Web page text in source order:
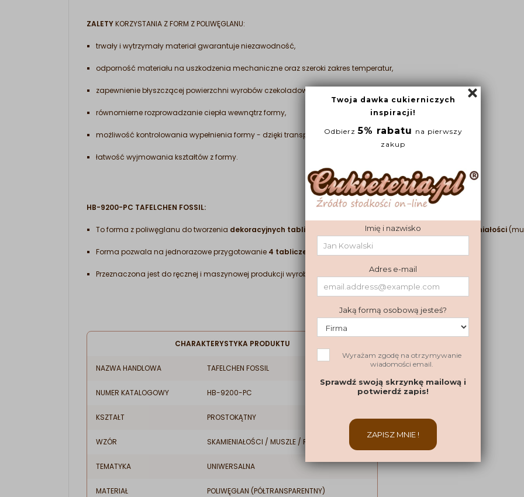
ZALETYKORZYSTANIA Z FORM Z POLIWĘGLANU:
trwały i wytrzymały materiał gwarantuje niezawodność,
odporność materiału na uszkodzenia mechaniczne oraz szeroki zakres temperatur,
zapewnienie błyszczącej powierzchni wyrobów czekoladowych,
równomierne rozprowadzanie ciepła wewnątrz formy,
możliwość kontrolowania wypełnienia formy - dzięki transparentnej barwie,
łatwość wyjmowania kształtów z formy.
HB-9200-PC TAFELCHEN FOSSIL:
To forma z poliwęglanu do tworzenia dekoracyjnych tabliczek czekolady z oryginalnym wzorem skamieniałości
Forma pozwala na jednorazowe przygotowanie 4 tabliczek o wadze około 50 gramów.
Przeznaczona jest do ręcznej i maszynowej produkcji wyrobów z czekolady.
CHARAKTERYSTYKA PRODUKTU
NAZWA HANDLOWA TAFELCHEN FOSSIL
NUMER KATALOGOWY HB-9200-PC
KSZTAŁT PROSTOKĄTNY
WZÓR SKAMIENIAŁOŚCI / MUSZLE / RETRO
TEMATYKA UNIWERSALNA
MATERIAŁ POLIWĘGLAN (PÓŁTRANSPARENTNY)